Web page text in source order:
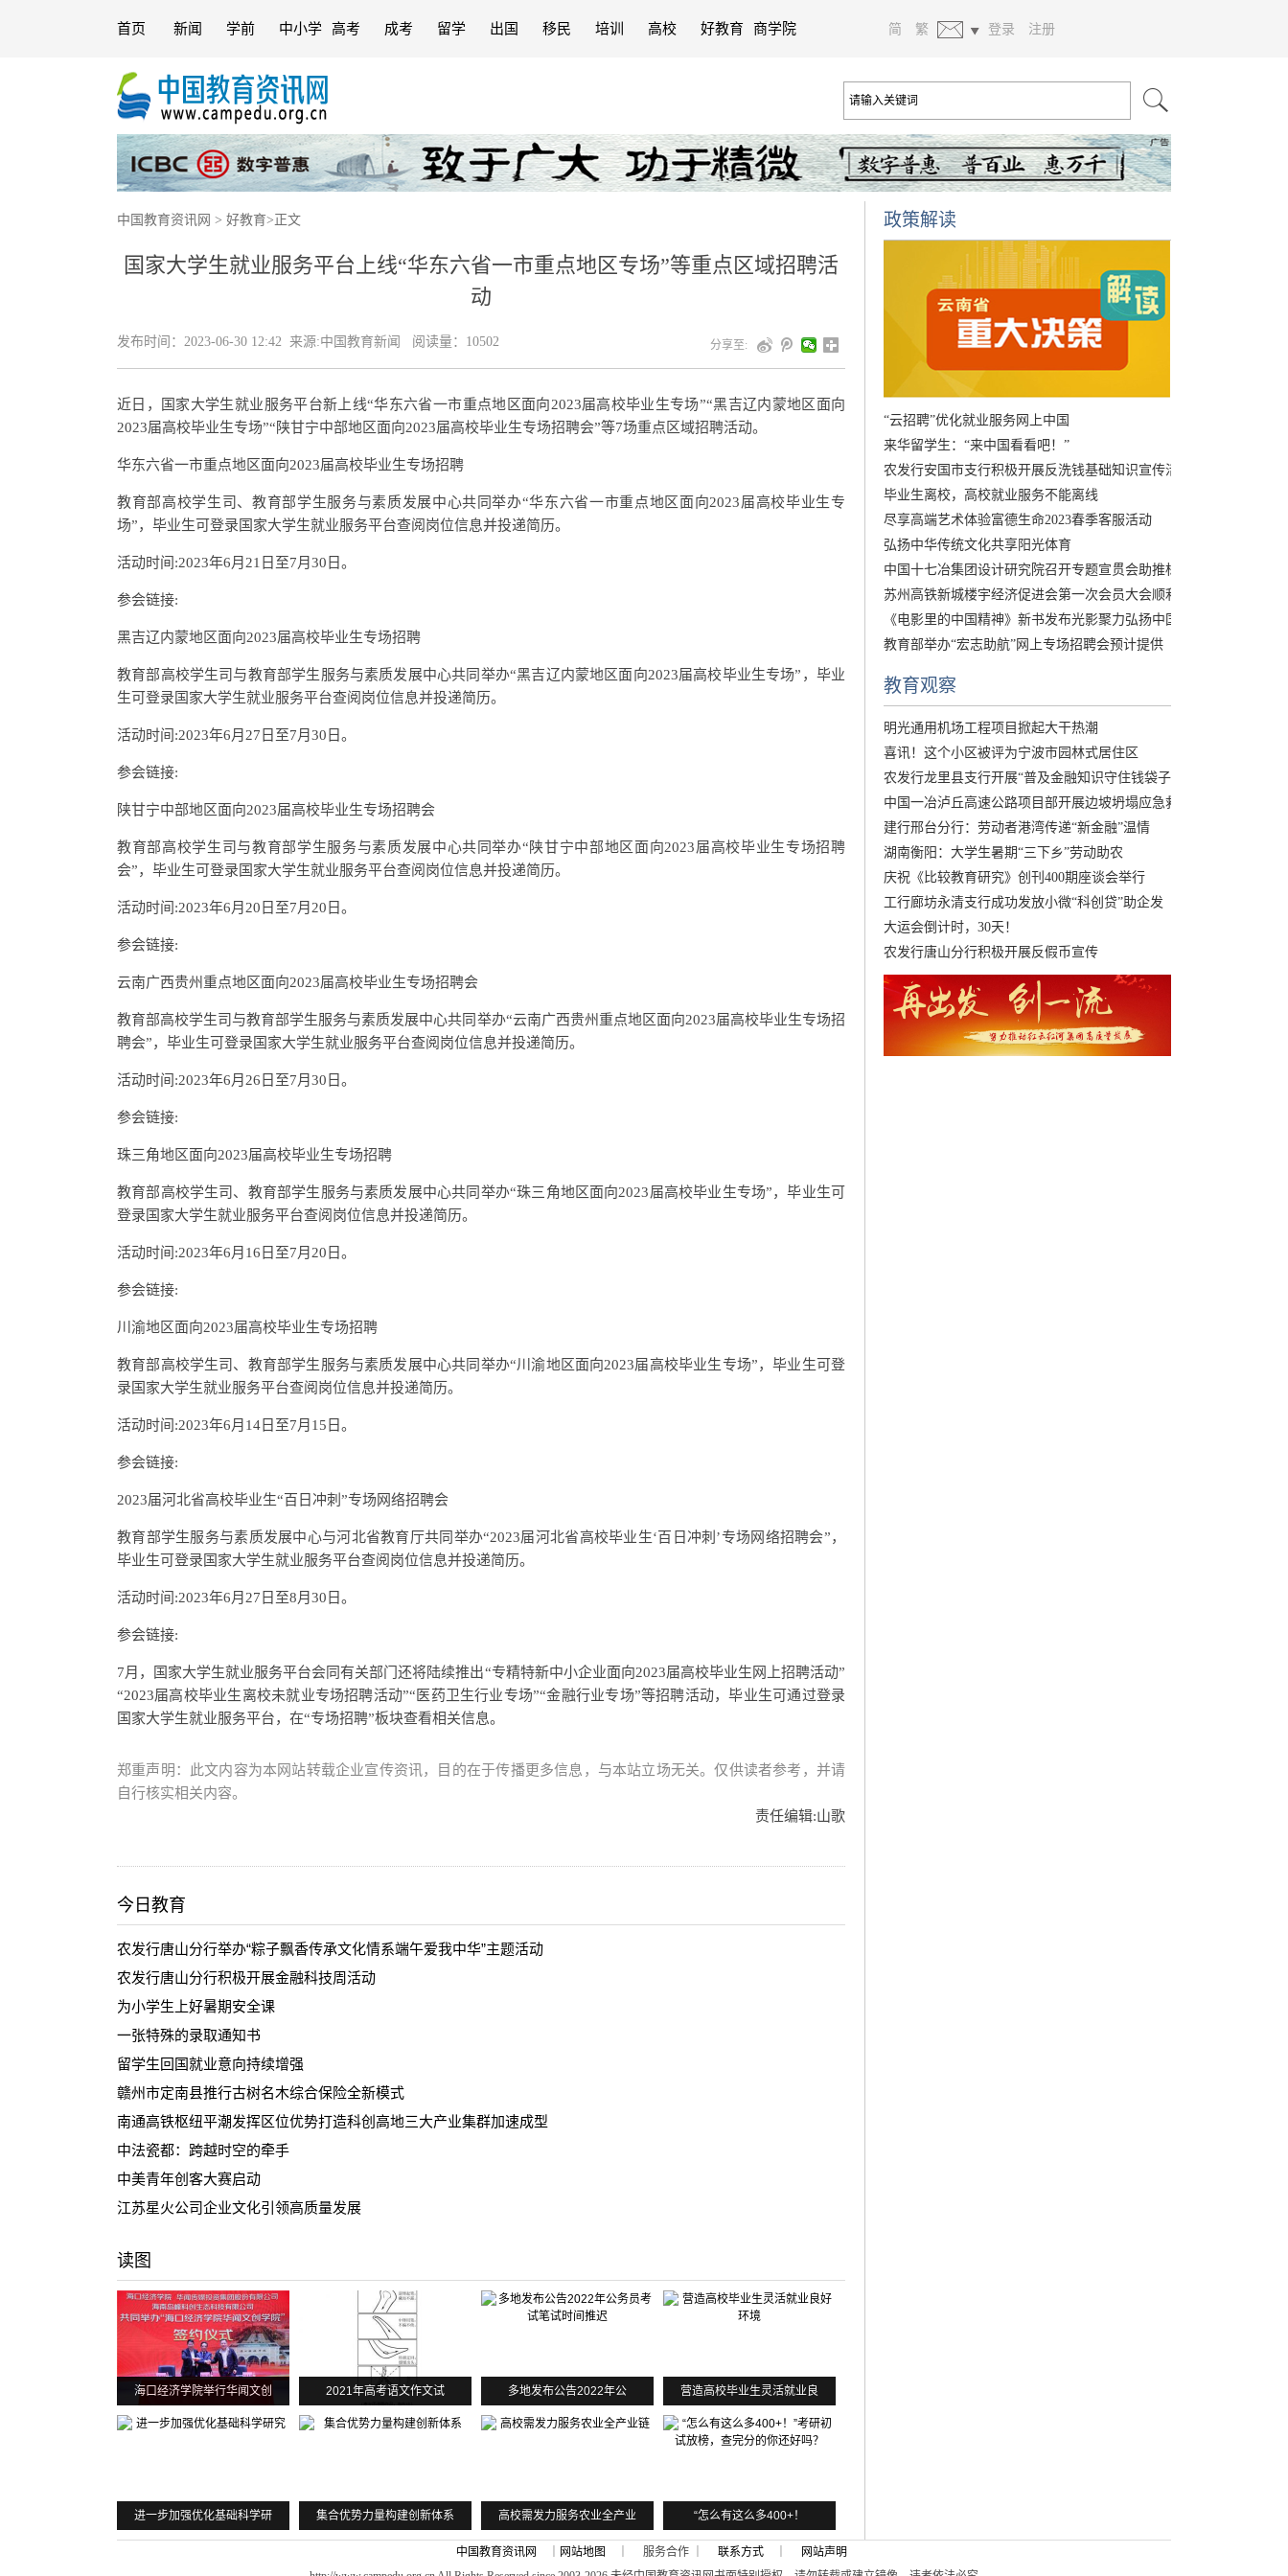
首页 新闻 学前 中小学 高考 成考 留学 出国 移民 培训 高校 好教育 商学院 简 繁 登录 注册
中国教育资讯网 > 好教育> 正文
国家大学生就业服务平台上线“华东六省一市重点地区专场”等重点区域招聘活
动
发布时间： 2023-06-30 12:42 来源:中国教育新闻 阅读量：10502 分享至:
近日，国家大学生就业服务平台新上线“华东六省一市重点地区面向2023届高校毕业生专场”“黑吉辽内蒙地区面向
2023届高校毕业生专场”“陕甘宁中部地区面向2023届高校毕业生专场招聘会”等7场重点区域招聘活动。
华东六省一市重点地区面向2023届高校毕业生专场招聘
教育部高校学生司、教育部学生服务与素质发展中心共同举办“华东六省一市重点地区面向2023届高校毕业生专
场”，毕业生可登录国家大学生就业服务平台查阅岗位信息并投递简历。
活动时间:2023年6月21日至7月30日。
参会链接:
黑吉辽内蒙地区面向2023届高校毕业生专场招聘
教育部高校学生司与教育部学生服务与素质发展中心共同举办“黑吉辽内蒙地区面向2023届高校毕业生专场”，毕业
生可登录国家大学生就业服务平台查阅岗位信息并投递简历。
活动时间:2023年6月27日至7月30日。
参会链接:
陕甘宁中部地区面向2023届高校毕业生专场招聘会
教育部高校学生司与教育部学生服务与素质发展中心共同举办“陕甘宁中部地区面向2023届高校毕业生专场招聘
会”，毕业生可登录国家大学生就业服务平台查阅岗位信息并投递简历。
活动时间:2023年6月20日至7月20日。
参会链接:
云南广西贵州重点地区面向2023届高校毕业生专场招聘会
教育部高校学生司与教育部学生服务与素质发展中心共同举办“云南广西贵州重点地区面向2023届高校毕业生专场招
聘会”，毕业生可登录国家大学生就业服务平台查阅岗位信息并投递简历。
活动时间:2023年6月26日至7月30日。
参会链接:
珠三角地区面向2023届高校毕业生专场招聘
教育部高校学生司、教育部学生服务与素质发展中心共同举办“珠三角地区面向2023届高校毕业生专场”，毕业生可
登录国家大学生就业服务平台查阅岗位信息并投递简历。
活动时间:2023年6月16日至7月20日。
参会链接:
川渝地区面向2023届高校毕业生专场招聘
教育部高校学生司、教育部学生服务与素质发展中心共同举办“川渝地区面向2023届高校毕业生专场”，毕业生可登
录国家大学生就业服务平台查阅岗位信息并投递简历。
活动时间:2023年6月14日至7月15日。
参会链接:
2023届河北省高校毕业生“百日冲刺”专场网络招聘会
教育部学生服务与素质发展中心与河北省教育厅共同举办“2023届河北省高校毕业生‘百日冲刺’专场网络招聘会”，
毕业生可登录国家大学生就业服务平台查阅岗位信息并投递简历。
活动时间:2023年6月27日至8月30日。
参会链接:
7月，国家大学生就业服务平台会同有关部门还将陆续推出“专精特新中小企业面向2023届高校毕业生网上招聘活动”
“2023届高校毕业生离校未就业专场招聘活动”“医药卫生行业专场”“金融行业专场”等招聘活动，毕业生可通过登录
国家大学生就业服务平台，在“专场招聘”板块查看相关信息。
郑重声明：此文内容为本网站转载企业宣传资讯，目的在于传播更多信息，与本站立场无关。仅供读者参考，并请
自行核实相关内容。
责任编辑:山歌
今日教育
农发行唐山分行举办“粽子飘香传承文化情系端午爱我中华”主题活动
农发行唐山分行积极开展金融科技周活动
为小学生上好暑期安全课
一张特殊的录取通知书
留学生回国就业意向持续增强
赣州市定南县推行古树名木综合保险全新模式
南通高铁枢纽平潮发挥区位优势打造科创高地三大产业集群加速成型
中法瓷都：跨越时空的牵手
中美青年创客大赛启动
江苏星火公司企业文化引领高质量发展
读图
海口经济学院举行华闻文创 2021年高考语文作文试 多地发布公告2022年公 营造高校毕业生灵活就业良
进一步加强优化基础科学研 集合优势力量构建创新体系 高校需发力服务农业全产业 “怎么有这么多400+！
政策解读
“云招聘”优化就业服务网上中国
来华留学生：“来中国看看吧！”
农发行安国市支行积极开展反洗钱基础知识宣传活
毕业生离校，高校就业服务不能离线
尽享高端艺术体验富德生命2023春季客服活动
弘扬中华传统文化共享阳光体育
中国十七冶集团设计研究院召开专题宣贯会助推标
苏州高铁新城楼宇经济促进会第一次会员大会顺利
《电影里的中国精神》新书发布光影聚力弘扬中国
教育部举办“宏志助航”网上专场招聘会预计提供
教育观察
明光通用机场工程项目掀起大干热潮
喜讯！这个小区被评为宁波市园林式居住区
农发行龙里县支行开展“普及金融知识守住钱袋子
中国一冶泸丘高速公路项目部开展边坡坍塌应急救
建行邢台分行：劳动者港湾传递“新金融”温情
湖南衡阳：大学生暑期“三下乡”劳动助农
庆祝《比较教育研究》创刊400期座谈会举行
工行廊坊永清支行成功发放小微“科创贷”助企发
大运会倒计时，30天！
农发行唐山分行积极开展反假币宣传
中国教育资讯网 网站地图 ｜ 服务合作 ｜ 联系方式｜
网站声明